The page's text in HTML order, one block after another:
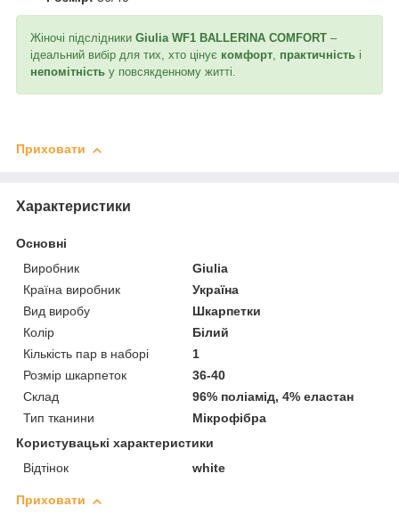
Жіночі підслідники Giulia WF1 BALLERINA COMFORT –
ідеальний вибір для тих, хто цінує комфорт, практичність і
непомітність у повсякденному житті.
Приховати
Характеристики
Основні
Виробник
Giulia
Країна виробник
Україна
Вид виробу
Шкарпетки
Колір
Білий
Кількість пар в наборі
1
Розмір шкарпеток
36-40
Склад
96% поліамід, 4% еластан
Тип тканини
Мікрофібра
Користувацькі характеристики
Відтінок
white
Приховати